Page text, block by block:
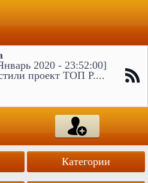
2020 - 23:52:00]
проект ТОП Р....
Категории